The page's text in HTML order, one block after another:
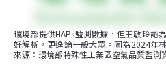
環境部提供HAPs監測數據，但王敏玲認
好解析，更遑論一般大眾。圖為2024年
來源：環境部特殊性工業區空氣品質監測